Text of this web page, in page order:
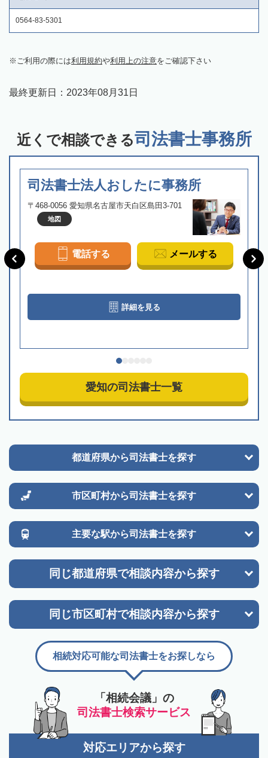
0564-83-5301
ご利用の際には利用規約や利用上の注意をご確認下さい
最終更新日： 2023年08月31日
近くで相談できる司法書士事務所
司法書士法人おしたに事務所
〒468-0056 愛知県名古屋市天白区島田3-701
地図
電話する メールする
詳細を見る
愛知の司法書士一覧
都道府県から司法書士を探す
市区町村から司法書士を探す
主要な駅から司法書士を探す
同じ都道府県で相談内容から探す
同じ市区町村で相談内容から探す
「相続会議」の
司法書士検索サービス
相続対応可能な司法書士をお探しなら
対応エリアから探す